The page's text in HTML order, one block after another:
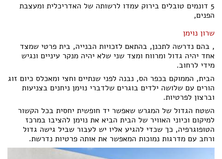
5 דונמים טובלים בירוק עמדו לרשותה של האדריכלית ומעצבת
הפנים,
שרון נוימן
, בהם נדרשה לתכנן, בהתאם לזכויות הבנייה, בית פרטי שמצד
אחד יהיה גדול ומרווח ומצד שני שלא יהיה מנקר עיניים ונגיש
מידי לרחוב.
הבית, הממוקם בכפר הס, נבנה לפני שנתיים וחצי ומאכלס כיום זוג
הורים עם שלושה ילדים בוגרים שלדברי נוימן ניחנים בצניעות
וברצון לפרטיות.
השטח הגדול של המגרש שאפשר יד חופשית יחסית בכל הקשור
למיקום וכיוני האוויר של הבית הביא את נוימן להציבו במרכז
הטופוגרפיה, כך שכדי להגיע אליו יש לעבור שביל גישה גדול
ורחב עם מדרגות נמוכות המאפשר את אותה פרטיות נדרשת.